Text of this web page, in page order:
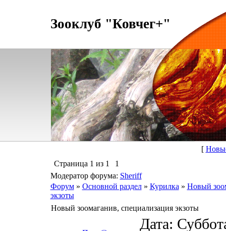
Зооклуб "Ковчег+"
[
Страница 1 из 1
1
Модератор форума: Sheriff
Форум » Основной раздел » Курилка » Новый
экзоты
Новый зоомаганив, специализация экзоты
Дата: